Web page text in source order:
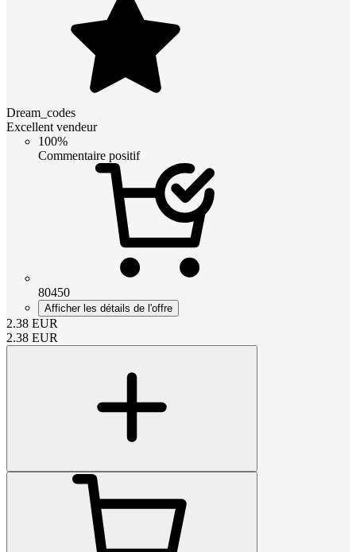
Dream_codes
Excellent vendeur
100%
Commentaire positif
80450
Afficher les détails de l'offre
2.38 EUR
2.38 EUR